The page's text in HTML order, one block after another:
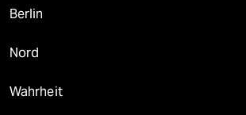
Berlin
Nord
Wahrheit